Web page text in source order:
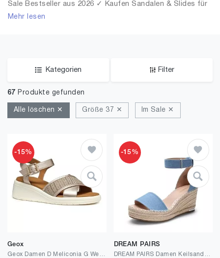
Sale Bestseller aus 2026 ✓ Kaufen Sandalen & Slides für
Frauen in Größe 37 in Sale!
Mehr lesen
Kategorien Filter
67 Produkte gefunden
Alle löschen ✕ Größe 37 ✕ Im Sale ✕
-15%
Geox
-15%
DREAM PAIRS